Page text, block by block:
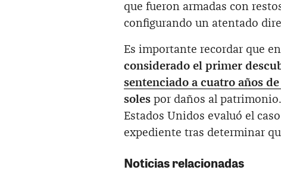
que fueron armadas con
configurando un atentado
Es importante recordar que
considerado el primer
sentenciado a cuatro años
soles por daños al
Estados Unidos evaluó el
expediente tras determinar
Noticias relacionadas